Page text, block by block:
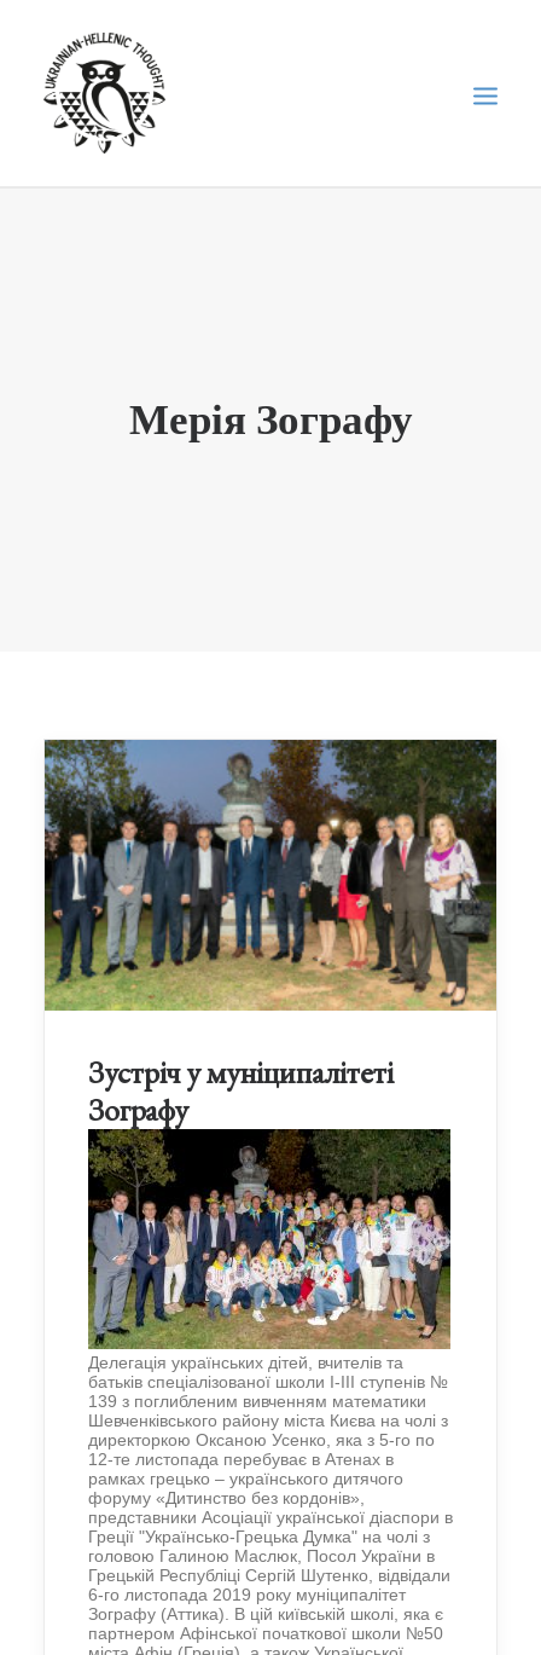
“ВІСНИК”/”ΑΓΓΕΛΙΑΦΌΡΟΣ”
Мерія Зографу
Зустріч у муніципалітеті
Зографу
Делегація українських дітей, вчителів та
батьків спеціалізованої школи І-ІІІ ступенів №
139 з поглибленим вивченням математики
Шевченківського району міста Києва на чолі з
директоркою Оксаною Усенко, яка з 5-го по
12-те листопада перебуває в Атенах в
рамках грецько – українського дитячого
форуму «Дитинство без кордонів»,
представники Асоціації української діаспори в
Греції "Українсько-Грецька Думка" на чолі з
головою Галиною Маслюк, Посол України в
Грецькій Республіці Сергій Шутенко, відвідали
6-го листопада 2019 року муніципалітет
Зографу (Аттика). В цій київській школі, яка є
партнером Афінської початкової школи №50